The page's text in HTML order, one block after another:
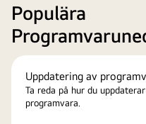
Populära
Uppdatering av
Ta reda på hur du
programvara.